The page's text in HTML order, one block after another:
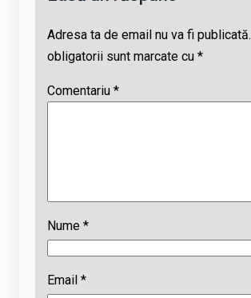
Adresa ta de email nu va fi publicată.
obligatorii sunt marcate cu *
Comentariu *
Nume *
Email *